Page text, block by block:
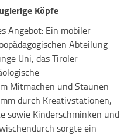
Köpfe
Angebot: Ein mobiler
Abteilung
Uni, das Tiroler
Mitmachen und Staunen
durch Kreativstationen,
sowie Kinderschminken und
sorgte ein